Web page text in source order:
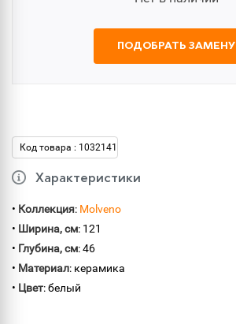
ПОДОБРАТЬ ЗАМЕНУ
Код товара : 1032141
Характеристики
• Коллекция: Molveno
• Ширина, см: 121
• Глубина, см: 46
• Материал: керамика
• Цвет: белый